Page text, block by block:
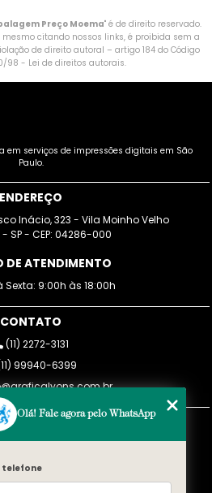
Preço Moema" é de direito reservado.
citando nossos links, é proibida sem a
de direito autoral – artigo 184 do Código
98 - Lei de direitos autorais.
em serviços de impressões digitais em São
Paulo.
ENDEREÇO
Inácio, 323 - Vila Moinho Velho
SP - CEP: 04286-000
DE ATENDIMENTO
9:00h às 18:00h
CONTATO
(11) 2272-3131
99940-6399
MENU
Home
Empresa
Olá! Fale agora pelo WhatsApp
telefone